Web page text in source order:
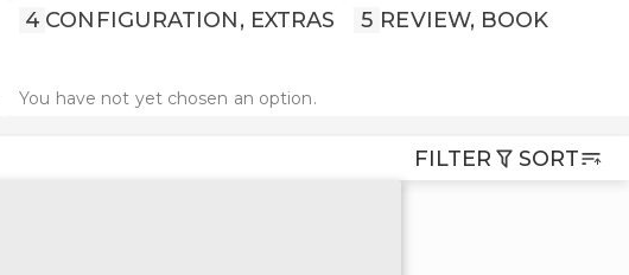
4 CONFIGURATION, EXTRAS
You have not yet chosen an option.
5 REVIEW, BOOK
FILTER SORT